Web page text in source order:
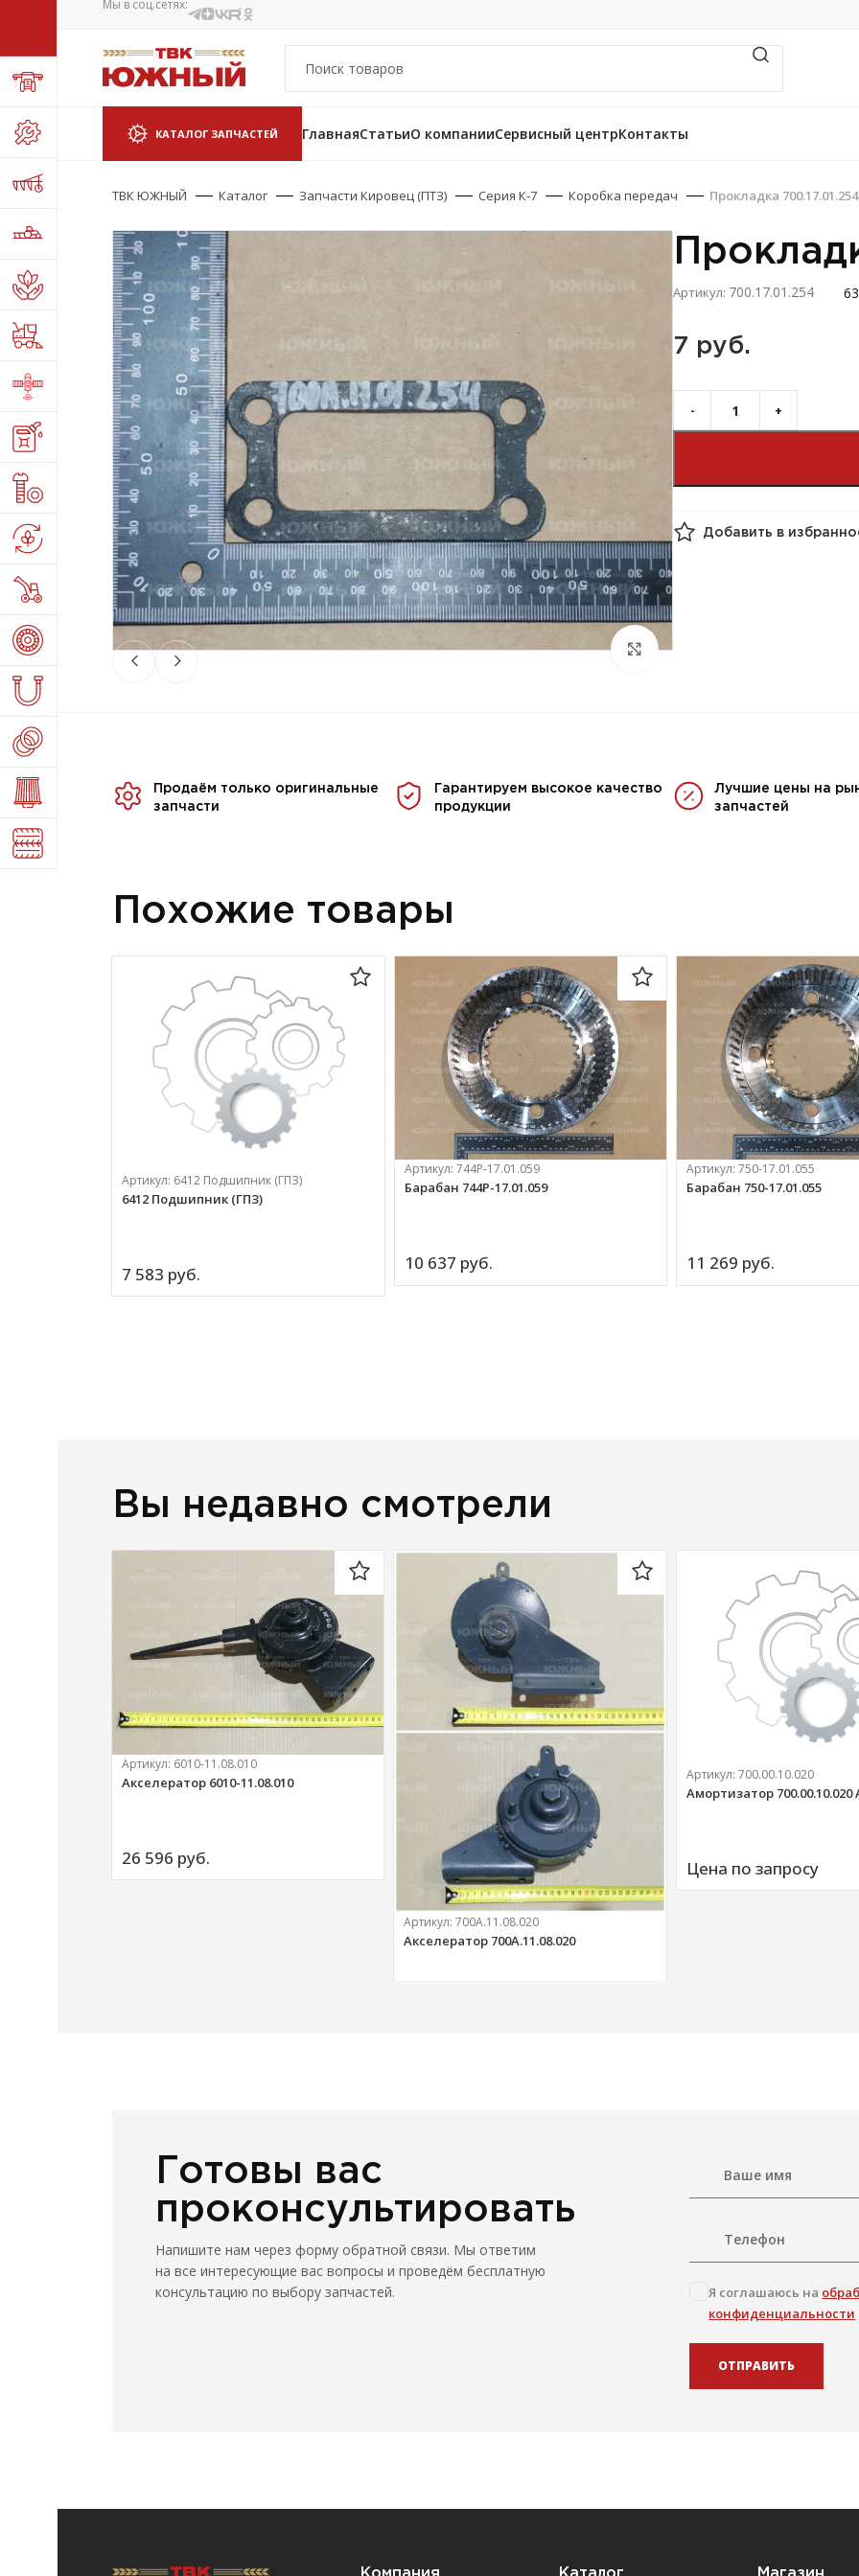
Мы в соц.сетях:
КАТАЛОГ ЗАПЧАСТЕЙ ГлавнаяСтатьиО компанииСервисный центрКонтакты
ТВК ЮЖНЫЙ Каталог Запчасти Кировец (ПТЗ) Серия К-7 Коробка передач Прокладка 700.17.01.254
Артикул: 700.17.01.254
7 руб.
Добавить в
Продаём только оригинальные
запчасти
Гарантируем высокое качество
продукции
Лучшие цены на
запчастей
Похожие товары
Артикул: 6412 Подшипник (ГПЗ)
6412 Подшипник (ГПЗ)
7 583 руб.
Артикул: 744Р-17.01.059
Барабан 744Р-17.01.059
10 637 руб.
Артикул:750-17.01.055
Барабан 750-17.01.055
11 269 руб.
Вы недавно смотрели
Артикул: 6010-11.08.010
Акселератор 6010-11.08.010
26 596 руб.
Артикул:700А.11.08.020
Акселератор 700А.11.08.020
Артикул:700.00.10.020
Амортизатор
Цена по запросу
Готовы вас
проконсультировать
Напишите нам через форму обратной связи. Мы ответим
на все интересующие вас вопросы и проведём бесплатную
консультацию по выбору запчастей.
Я соглашаюсь на
конфиденциальности
ОТПРАВИТЬ